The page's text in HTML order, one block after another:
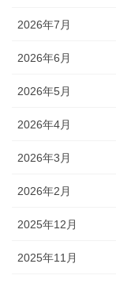
2026年7月
2026年6月
2026年5月
2026年4月
2026年3月
2026年2月
2025年12月
2025年11月